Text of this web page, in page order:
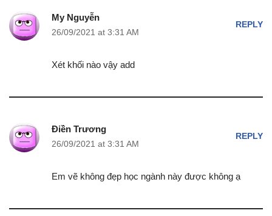
My Nguyễn
26/09/2021 at 3:31 AM
REPLY
Xét khối nào vậy add
Điền Trương
26/09/2021 at 3:31 AM
REPLY
Em vẽ không đẹp học ngành này được không ạ